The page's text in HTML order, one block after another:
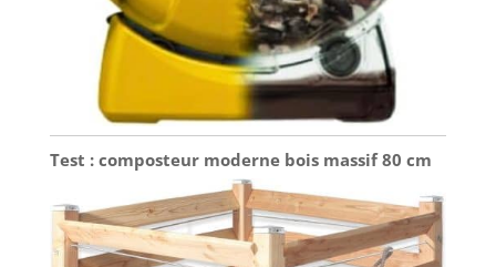
Test : composteur moderne bois massif 80 cm